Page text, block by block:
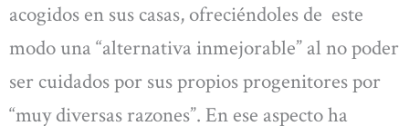
acogidos en sus casas, ofreciéndoles de este
modo una “alternativa inmejorable” al no poder
ser cuidados por sus propios progenitores por
“muy diversas razones”. En ese aspecto ha